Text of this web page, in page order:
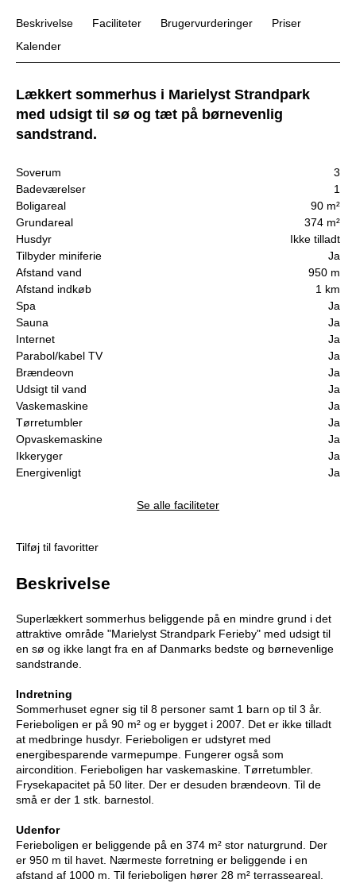
Beskrivelse Faciliteter Brugervurderinger
Priser
Kalender
Lækkert sommerhus i Marielyst Strandpark
med udsigt til sø og tæt på børnevenlig
sandstrand.
Soverum
3
Badeværelser
1
Boligareal
90 m²
Grundareal
374 m²
Husdyr
Ikke tilladt
Tilbyder miniferie
Ja
Afstand vand
950 m
Afstand indkøb
1 km
Spa
Ja
Sauna
Ja
Internet
Ja
Parabol/kabel TV
Ja
Brændeovn
Ja
Udsigt til vand
Ja
Vaskemaskine
Ja
Tørretumbler
Ja
Opvaskemaskine
Ja
Ikkeryger
Ja
Energivenligt
Ja
Se alle faciliteter
Tilføj til favoritter
Beskrivelse
Superlækkert sommerhus beliggende på en mindre grund i det
attraktive område "Marielyst Strandpark Ferieby" med udsigt til
en sø og ikke langt fra en af Danmarks bedste og børnevenlige
sandstrande.
Indretning
Sommerhuset egner sig til 8 personer samt 1 barn op til 3 år.
Ferieboligen er på 90 m² og er bygget i 2007. Det er ikke tilladt
at medbringe husdyr. Ferieboligen er udstyret med
energibesparende varmepumpe. Fungerer også som
aircondition. Ferieboligen har vaskemaskine. Tørretumbler.
Frysekapacitet på 50 liter. Der er desuden brændeovn. Til de
små er der 1 stk. barnestol.
Udenfor
Ferieboligen er beliggende på en 374 m² stor naturgrund. Der
er 950 m til havet. Nærmeste forretning er beliggende i en
afstand af 1000 m. Til ferieboligen hører 28 m² terrasseareal.